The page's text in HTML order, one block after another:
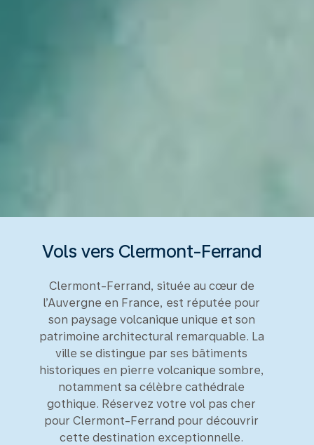
Vols vers Clermont-Ferrand
Clermont-Ferrand, située au cœur de
l’Auvergne en France, est réputée pour
son paysage volcanique unique et son
patrimoine architectural remarquable. La
ville se distingue par ses bâtiments
historiques en pierre volcanique sombre,
notamment sa célèbre cathédrale
gothique. Réservez votre vol pas cher
pour Clermont-Ferrand pour découvrir
cette destination exceptionnelle.